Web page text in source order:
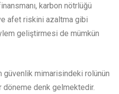
karbon nötrlüğü
afet riskini azaltma gibi
geliştirmesi de mümkün
güvenlik mimarisindeki rolünün
denk gelmektedir.